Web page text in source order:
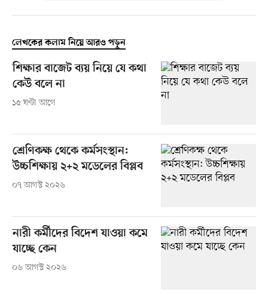
লেখকের কলাম নিয়ে আরও পড়ুন
শিক্ষার বাজেট ব্যয় নিয়ে যে কথা
কেউ বলে না
১৫ ঘণ্টা আগে
শ্রেণিকক্ষ থেকে কর্মসংস্থান:
উচ্চশিক্ষায় ২+২ মডেলের বিপ্লব
০৭ আগস্ট ২০২৬
নারী কর্মীদের বিদেশ যাওয়া কমে
যাচ্ছে কেন
০৬ আগস্ট ২০২৬